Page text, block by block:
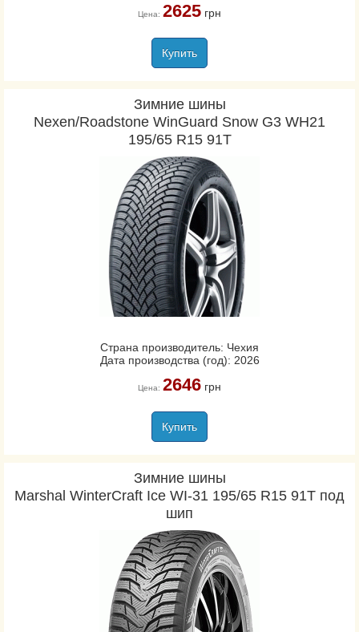
Цена: 2625грн
Купить
Зимние шины
Nexen/Roadstone WinGuard Snow G3 WH21
195/65 R15 91T
Страна производитель: Чехия
Дата производства (год): 2026
Цена: 2646грн
Купить
Зимние шины
Marshal WinterCraft Ice WI-31 195/65 R15 91T под
шип